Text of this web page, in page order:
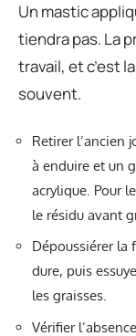
Un mastic
tiendra pas. La
travail, et c’est
souvent.
Retirer l’ancien
à enduire et un
acrylique. Pour
le résidu avant
Dépoussiérer la
dure, puis
les graisses.
Vérifier